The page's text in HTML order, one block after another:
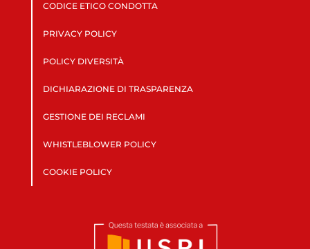
CODICE ETICO CONDOTTA
PRIVACY POLICY
POLICY DIVERSITÀ
DICHIARAZIONE DI TRASPARENZA
GESTIONE DEI RECLAMI
WHISTLEBLOWER POLICY
COOKIE POLICY